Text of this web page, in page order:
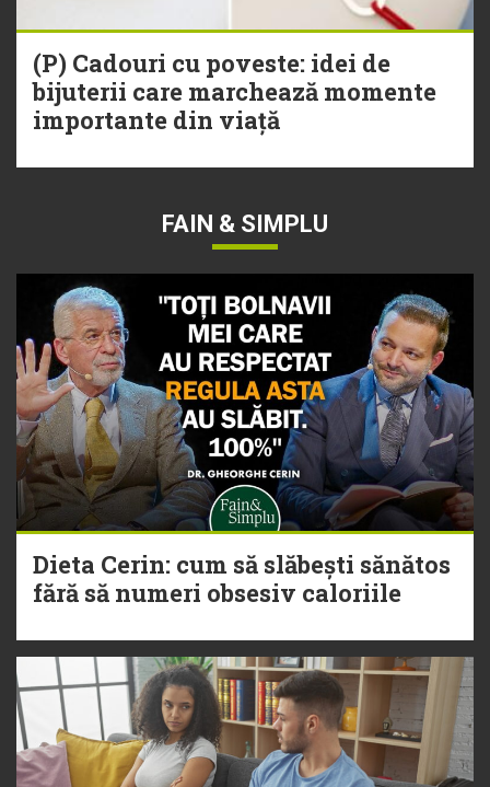
(P) Cadouri cu poveste: idei de
bijuterii care marchează momente
importante din viață
FAIN & SIMPLU
Dieta Cerin: cum să slăbești sănătos
fără să numeri obsesiv caloriile